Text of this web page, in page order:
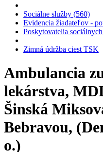
Sociálne služby (560)
Evidencia žiadateľov -
Poskytovatelia
Zimná údržba ciest TSK
Ambulancia
lekárstva,
Šinská
Bebravou,
o.)